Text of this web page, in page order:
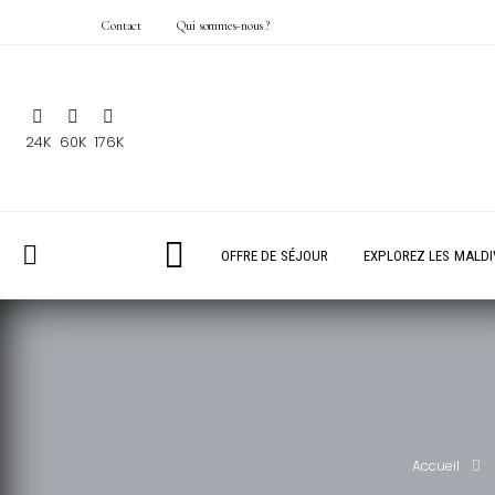
Contact Qui sommes-nous ?
24K 60K 176K
OFFRE DE SÉJOUR EXPLOREZ LES
Accueil